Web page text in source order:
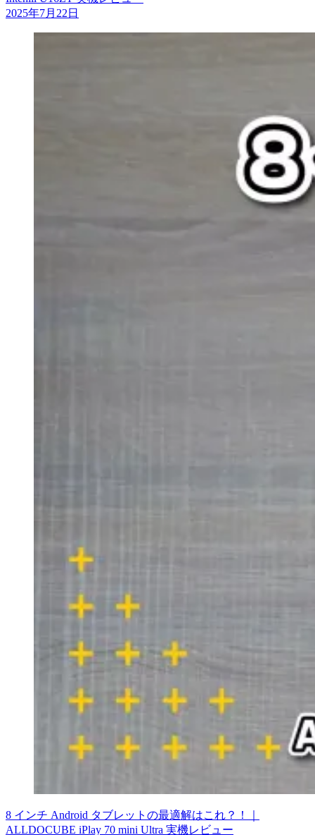
2025年7月22日
8 インチ Android タブレットの最適解はこれ？！｜
ALLDOCUBE iPlay 70 mini Ultra 実機レビュー